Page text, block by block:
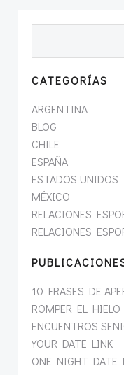
CATEGORÍAS
ARGENTINA
BLOG
CHILE
ESPAÑA
ESTADOS UNIDOS
MÉXICO
RELACIONES
RELACIONES
10 FRASES DE
ROMPER EL HIELO
ENCUENTROS
YOUR DATE LINK
ONE NIGHT DATE